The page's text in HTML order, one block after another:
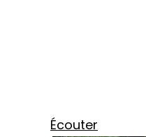
Écouter